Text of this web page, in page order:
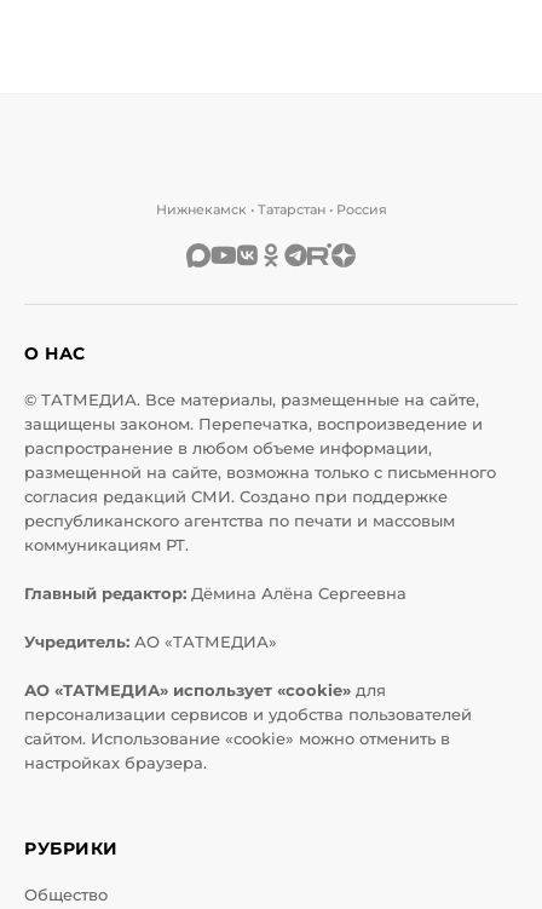
Нижнекамск • Татарстан • Россия
О НАС
© ТАТМЕДИА. Все материалы, размещенные на сайте,
защищены законом. Перепечатка, воспроизведение и
распространение в любом объеме информации,
размещенной на сайте, возможна только с письменного
согласия редакций СМИ. Создано при поддержке
республиканского агентства по печати и массовым
коммуникациям РТ.
Главный редактор: Дёмина Алёна Сергеевна
Учредитель: АО «ТАТМЕДИА»
АО «ТАТМЕДИА» использует «cookie» для
персонализации сервисов и удобства пользователей
сайтом. Использование «cookie» можно отменить в
настройках браузера.
РУБРИКИ
Общество